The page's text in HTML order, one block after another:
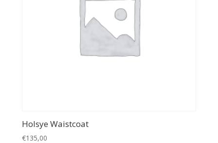
Holsye Waistcoat
€135,00